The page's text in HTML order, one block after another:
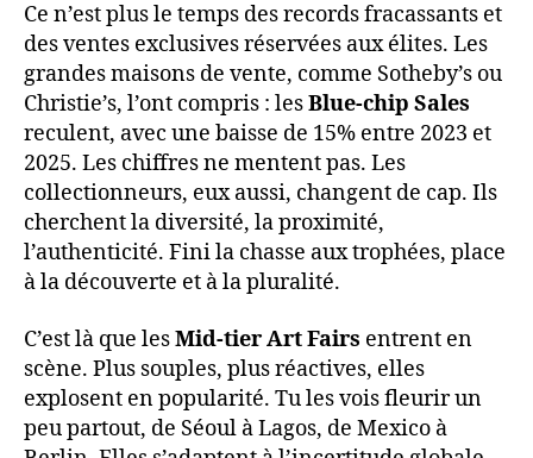
Ce n’est plus le temps des records fracassants et
des ventes exclusives réservées aux élites. Les
grandes maisons de vente, comme Sotheby’s ou
Christie’s, l’ont compris : lesBlue-chip Sales
reculent, avec une baisse de 15% entre 2023 et
2025. Les chiffres ne mentent pas. Les
collectionneurs, eux aussi, changent de cap. Ils
cherchent la diversité, la proximité,
l’authenticité. Fini la chasse aux trophées, place
à la découverte et à la pluralité.
C’est là que lesMid-tier Art Fairs entrent en
scène. Plus souples, plus réactives, elles
explosent en popularité. Tu les vois fleurir un
peu partout, de Séoul à Lagos, de Mexico à